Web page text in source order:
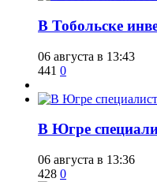
В Тобольске
06 августа в 13:43
441 0
В Югре
06 августа в 13:36
428 0